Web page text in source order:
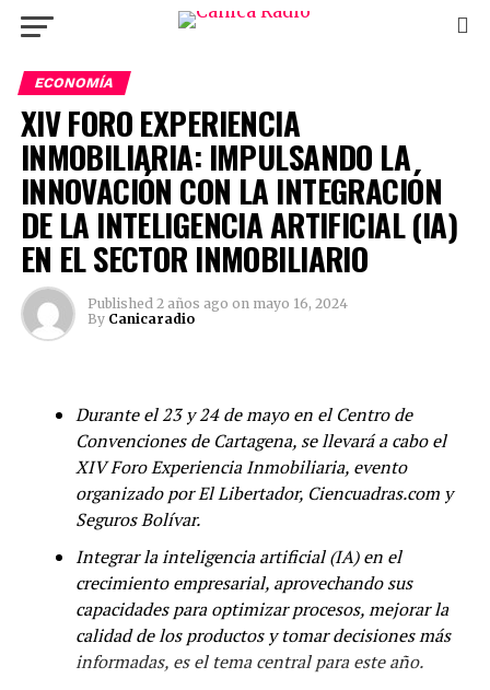
ECONOMÍA
XIV FORO EXPERIENCIA
INMOBILIARIA: IMPULSANDO LA
INNOVACIÓN CON LA INTEGRACIÓN
DE LA INTELIGENCIA ARTIFICIAL (IA)
EN EL SECTOR INMOBILIARIO
Published 2 años ago on mayo 16, 2024
By Canicaradio
Durante el 23 y 24 de mayo en el Centro de
Convenciones de Cartagena, se llevará a cabo el
XIV Foro Experiencia Inmobiliaria, evento
organizado por El Libertador, Ciencuadras.com y
Seguros Bolívar.
Integrar la inteligencia artificial (IA) en el
crecimiento empresarial, aprovechando sus
capacidades para optimizar procesos, mejorar la
calidad de los productos y tomar decisiones más
informadas, es el tema central para este año.